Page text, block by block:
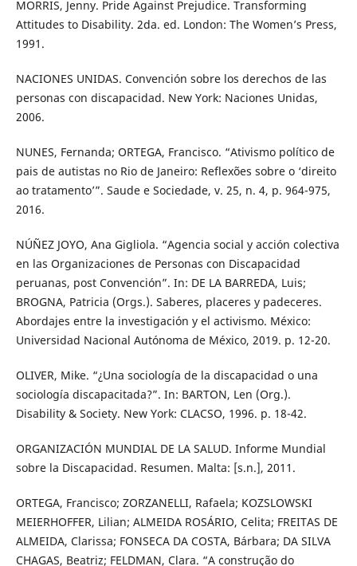
MORRIS, Jenny. Pride Against Prejudice. Transforming
Attitudes to Disability. 2da. ed. London: The Women’s Press,
1991.
NACIONES UNIDAS. Convención sobre los derechos de las
personas con discapacidad. New York: Naciones Unidas,
2006.
NUNES, Fernanda; ORTEGA, Francisco. “Ativismo político de
pais de autistas no Rio de Janeiro: Reflexões sobre o ‘direito
ao tratamento’”. Saude e Sociedade, v. 25, n. 4, p. 964-975,
2016.
NÚÑEZ JOYO, Ana Gigliola. “Agencia social y acción colectiva
en las Organizaciones de Personas con Discapacidad
peruanas, post Convención”. In: DE LA BARREDA, Luis;
BROGNA, Patricia (Orgs.). Saberes, placeres y padeceres.
Abordajes entre la investigación y el activismo. México:
Universidad Nacional Autónoma de México, 2019. p. 12-20.
OLIVER, Mike. “¿Una sociología de la discapacidad o una
sociología discapacitada?”. In: BARTON, Len (Org.).
Disability & Society. New York: CLACSO, 1996. p. 18-42.
ORGANIZACIÓN MUNDIAL DE LA SALUD. Informe Mundial
sobre la Discapacidad. Resumen. Malta: [s.n.], 2011.
ORTEGA, Francisco; ZORZANELLI, Rafaela; KOZSLOWSKI
MEIERHOFFER, Lilian; ALMEIDA ROSÁRIO, Celita; FREITAS DE
ALMEIDA, Clarissa; FONSECA DA COSTA, Bárbara; DA SILVA
CHAGAS, Beatriz; FELDMAN, Clara. “A construção do